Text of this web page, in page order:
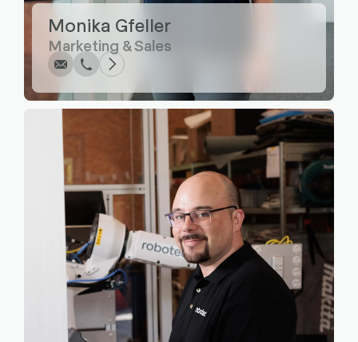
Monika Gfeller
Marketing & Sales
Écrire Copier
Appel Copier